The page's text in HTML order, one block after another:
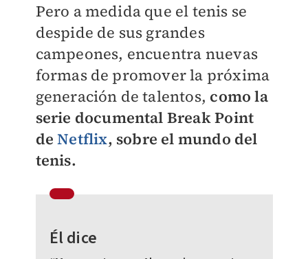
Pero a medida que el tenis se
despide de sus grandes
campeones, encuentra nuevas
formas de promover la próxima
generación de talentos, como la
serie documental Break Point
deNetflix, sobre el mundo del
tenis.
Él dice